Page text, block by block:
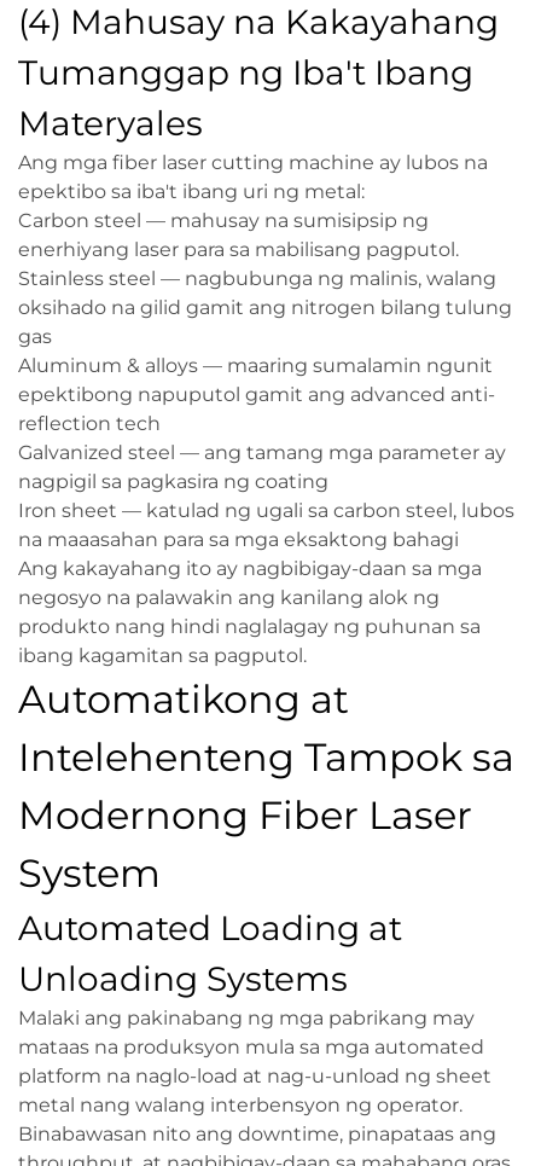
(4) Mahusay na Kakayahang
Tumanggap ng Iba't Ibang
Materyales
Ang mga fiber laser cutting machine ay lubos na
epektibo sa iba't ibang uri ng metal:
Carbon steel — mahusay na sumisipsip ng
enerhiyang laser para sa mabilisang pagputol.
Stainless steel — nagbubunga ng malinis, walang
oksihado na gilid gamit ang nitrogen bilang tulung
gas
Aluminum & alloys — maaring sumalamin ngunit
epektibong napuputol gamit ang advanced anti-
reflection tech
Galvanized steel — ang tamang mga parameter ay
nagpigil sa pagkasira ng coating
Iron sheet — katulad ng ugali sa carbon steel, lubos
na maaasahan para sa mga eksaktong bahagi
Ang kakayahang ito ay nagbibigay-daan sa mga
negosyo na palawakin ang kanilang alok ng
produkto nang hindi naglalagay ng puhunan sa
ibang kagamitan sa pagputol.
Automatikong at
Intelehenteng Tampok sa
Modernong Fiber Laser
System
Automated Loading at
Unloading Systems
Malaki ang pakinabang ng mga pabrikang may
mataas na produksyon mula sa mga automated
platform na naglo-load at nag-u-unload ng sheet
metal nang walang interbensyon ng operator.
Binabawasan nito ang downtime, pinapataas ang